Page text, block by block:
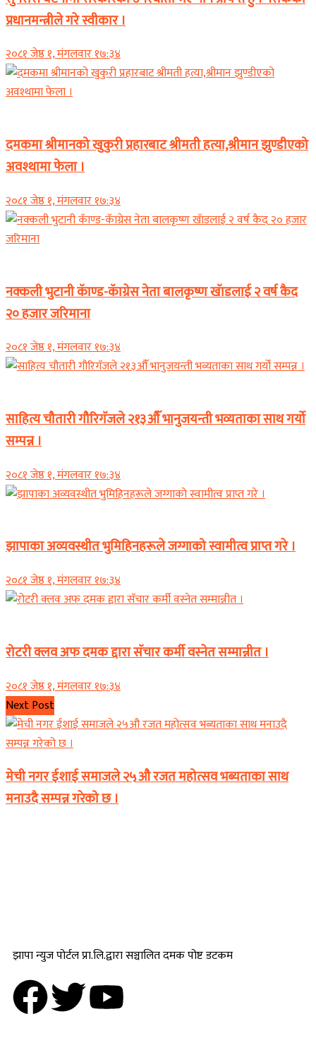
प्रधानमन्त्रीले गरे स्वीकार ।
२०८१ जेष्ठ १, मंगलवार १७:३४
दमकमा श्रीमानको खुकुरी प्रहारबाट श्रीमती हत्या,श्रीमान झुण्डीएको
अवश्थामा फेला ।
२०८१ जेष्ठ १, मंगलवार १७:३४
नक्कली भुटानी कॅाण्ड-कॅाग्रेस नेता बालकृष्ण खॅाडलाई २ वर्ष कैद
२० हजार जरिमाना
२०८१ जेष्ठ १, मंगलवार १७:३४
साहित्य चौतारी गौरिगॅजले २१३औॅ भानुजयन्ती भव्यताका साथ गर्यो
सम्पन्न ।
२०८१ जेष्ठ १, मंगलवार १७:३४
झापाका अव्यवस्थीत भुमिहिनहरूले जग्गाको स्वामीत्व प्राप्त गरे ।
२०८१ जेष्ठ १, मंगलवार १७:३४
रोटरी क्लव अफ दमक द्दारा सॅचार कर्मी वस्नेत सम्मान्नीत ।
२०८१ जेष्ठ १, मंगलवार १७:३४
Next Post
मेची नगर ईशाई समाजले २५औ रजत महोत्सव भब्यताका साथ
मनाउदै सम्पन्न गरेको छ ।
झापा न्युज पोर्टल प्रा.लि.द्वारा सञ्चालित दमक पोष्ट डटकम